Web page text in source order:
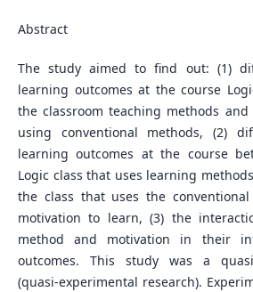
Abstract
The study aimed to find out: (1)
learning outcomes at the course
the classroom teaching methods
using conventional methods, (2)
learning outcomes at the course
Logic class that uses learning
the class that uses the
motivation to learn, (3) the
method and motivation in their
outcomes. This study was a
(quasi-experimental research).